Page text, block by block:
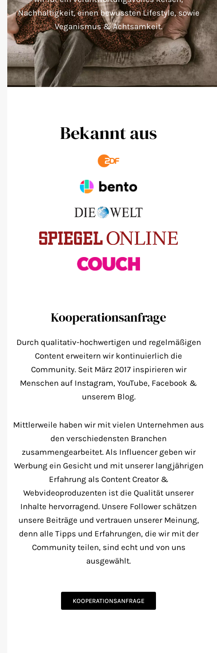
Nachhaltigkeit, einen bewussten Lifestyle, sowie
Veganismus & Achtsamkeit.
Bekannt aus
Kooperationsanfrage
Durch qualitativ-hochwertigen und regelmäßigen
Content erweitern wir kontinuierlich die
Community. Seit März 2017 inspirieren wir
Menschen auf Instagram, YouTube, Facebook &
unserem Blog.
Mittlerweile haben wir mit vielen Unternehmen aus
den verschiedensten Branchen
zusammengearbeitet. Als Influencer geben wir
Werbung ein Gesicht und mit unserer langjährigen
Erfahrung als Content Creator &
Webvideoproduzenten ist die Qualität unserer
Inhalte hervorragend. Unsere Follower schätzen
unsere Beiträge und vertrauen unserer Meinung,
denn alle Tipps und Erfahrungen, die wir mit der
Community teilen, sind echt und von uns
ausgewählt.
KOOPERATIONSANFRAGE